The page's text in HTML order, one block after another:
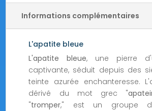
Informations complémentaires
L'apatite bleue
L'apatite bleue, une pierre
captivante, séduit depuis des
teinte azurée enchanteresse.
dérivé du mot grec "
"tromper," est un groupe